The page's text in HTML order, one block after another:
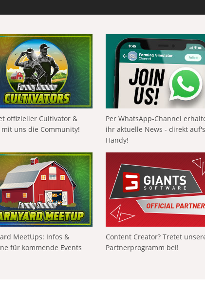
offizieller Cultivator &
uns die Community!
Per WhatsApp-Channel
ihr aktuelle News - direkt auf's
Handy!
MeetUps: Infos &
für kommende Events
Content Creator? Tretet
Partnerprogramm bei!